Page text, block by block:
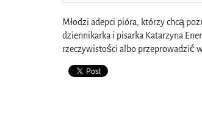
Młodzi adepci pióra, którzy chcą
dziennikarka i pisarka Katarzyna
rzeczywistości albo przeprowadzić